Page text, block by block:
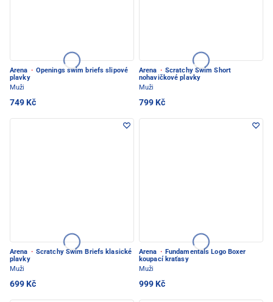
Arena · Openings swim briefs slipové
plavky
Muži
749 Kč
Arena · Scratchy Swim Short
nohavičkové plavky
Muži
799 Kč
Arena · Scratchy Swim Briefs klasické
plavky
Muži
699 Kč
Arena · Fundamentals Logo Boxer
koupací kraťasy
Muži
999 Kč